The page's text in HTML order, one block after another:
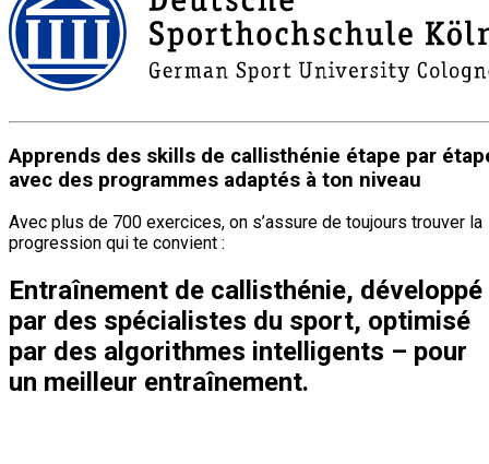
Apprends des skills de callisthénie étape par
avec des programmes adaptés à ton niveau
Avec plus de 700 exercices, on s’assure de toujours trouver la
progression qui te convient :
Entraînement de callisthénie, développé
par des spécialistes du sport, optimisé
par des algorithmes intelligents – pour
un meilleur entraînement.